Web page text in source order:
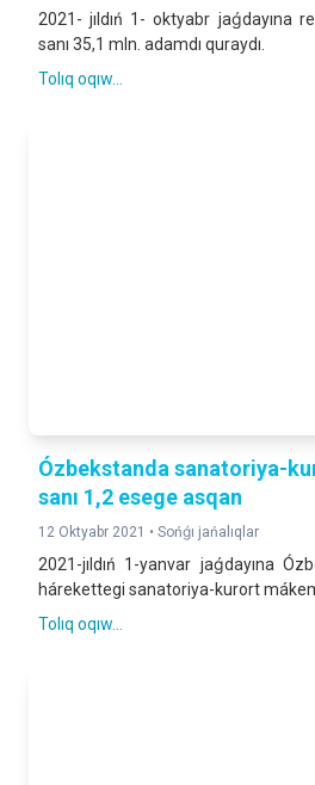
2021- jıldıń 1- oktyabr jaǵdayına
sanı 35,1 mln. adamdı quraydı.
Tolıq oqıw...
Ózbekstanda sanatoriya-
sanı 1,2 esege asqan
12 Oktyabr 2021 • Sońǵı jańalıqlar
2021-jıldıń 1-yanvar jaǵdayına
hárekettegi sanatoriya-kurort
Tolıq oqıw...